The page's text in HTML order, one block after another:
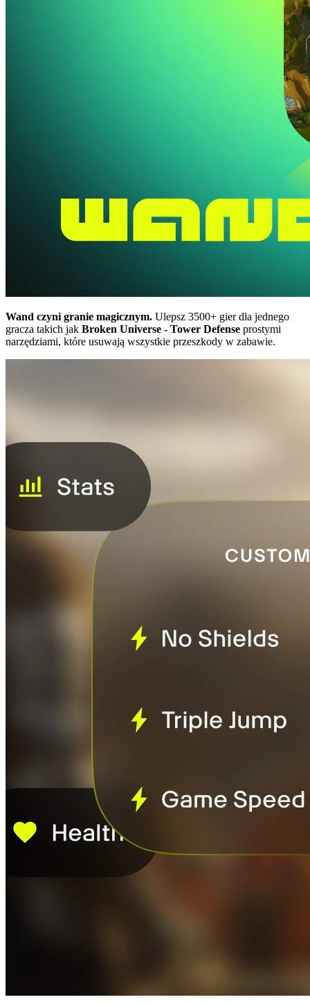
Wand czyni granie magicznym. Ulepsz 3500+ gier dla jednego
gracza takich jak Broken Universe - Tower Defense prostymi
narzędziami, które usuwają wszystkie przeszkody w zabawie.